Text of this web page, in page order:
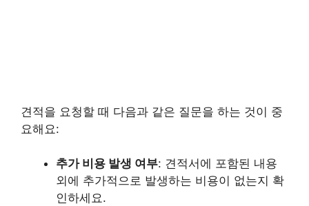
견적을 요청할 때 다음과 같은 질문을 하는 것이 중
요해요:
추가 비용 발생 여부: 견적서에 포함된 내용
외에 추가적으로 발생하는 비용이 없는지 확
인하세요.